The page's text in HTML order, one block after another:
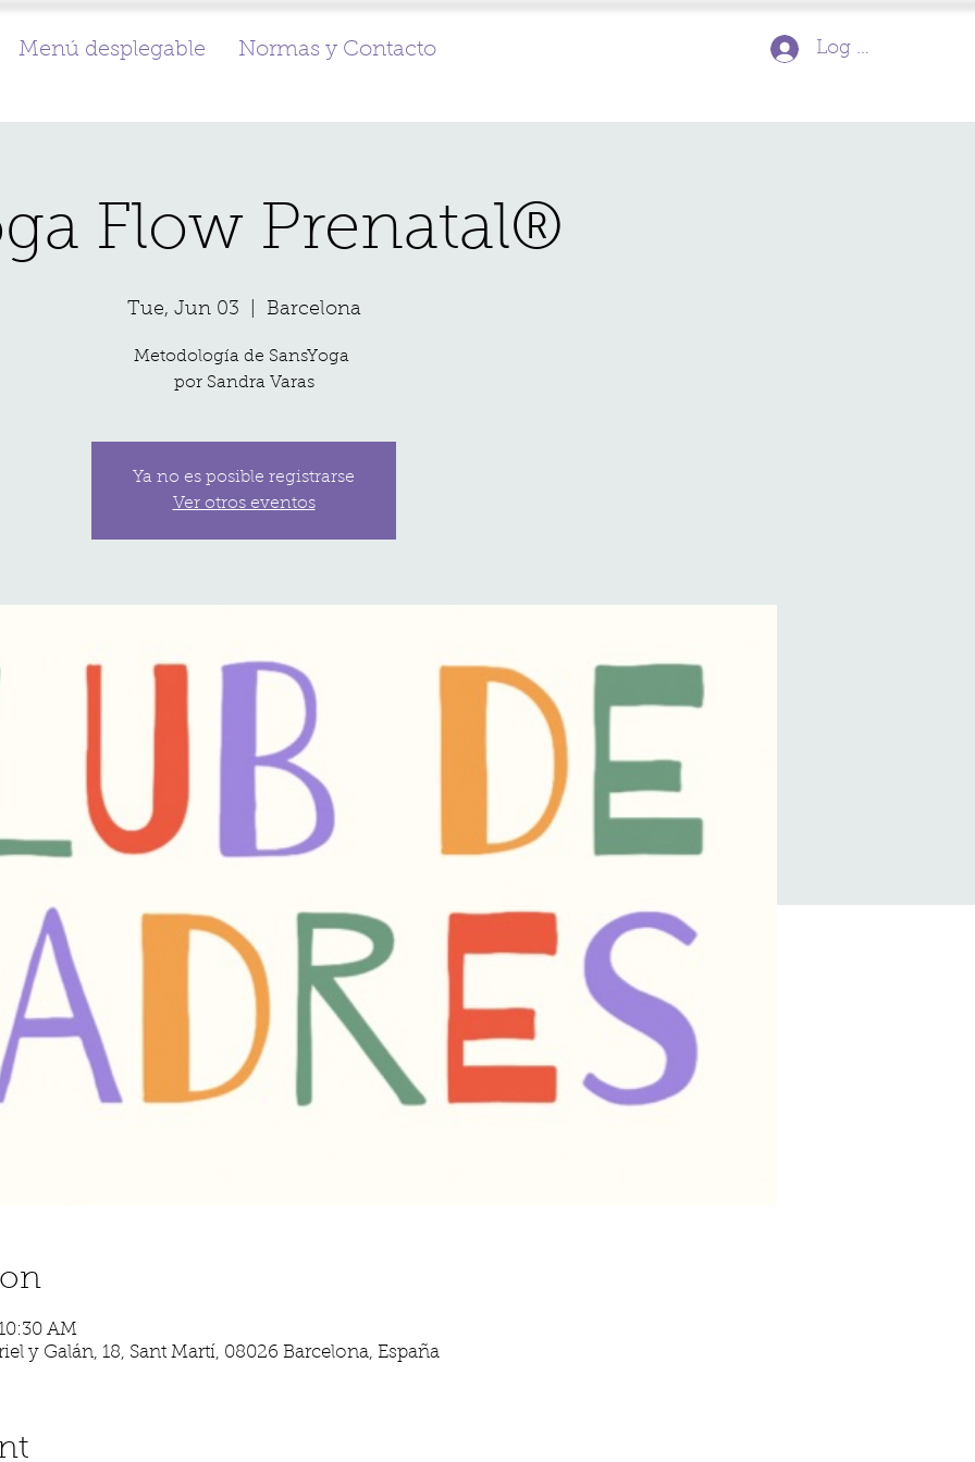
Menú desplegable Normas y Contacto Log In
Flow Prenatal®
Tue, Jun 03 Barcelona
Metodología de SansYoga
por Sandra Varas
Ya no es posible registrarse
Ver otros eventos
AM
y Galán, 18, Sant Martí, 08026 Barcelona, España